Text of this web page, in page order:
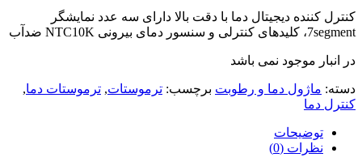
کنترل کننده دیجیتال دما با دقت بالا دارای سه عدد نمایشگر
7segment، کلیدهای کنترلی و سنسور دمای بیرونی NTC10K ضدآب
در انبار موجود نمی باشد
دسته: ماژول دما و رطوبت برچسب: ترموستات, ترموستات دما,
کنترل دما
توضیحات
نظرات (0)